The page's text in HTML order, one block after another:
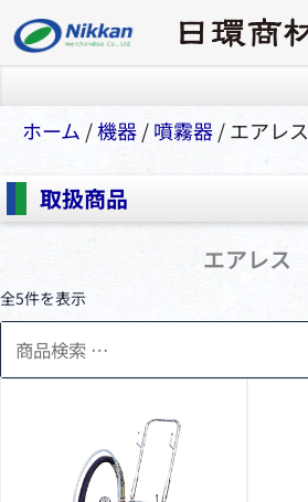
ホーム /機器/噴霧器/ エアレス
取扱商品
エアレス
全5件を表示
検
索
対